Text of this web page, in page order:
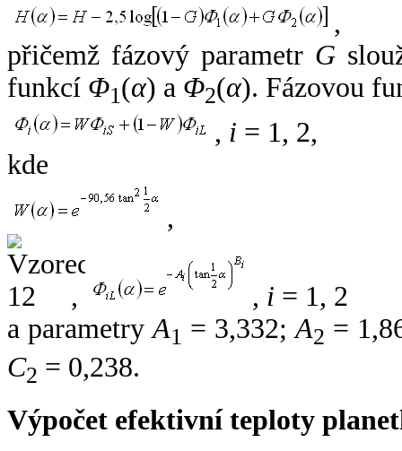
,
přičemž fázový parametr G
funkcí Φ1(α) a Φ2(α). Fázovou
, i = 1, 2,
kde
,
, , i = 1, 2
a parametryA1 = 3,332;A2 =
C2 = 0,238.
Výpočet efektivní teploty